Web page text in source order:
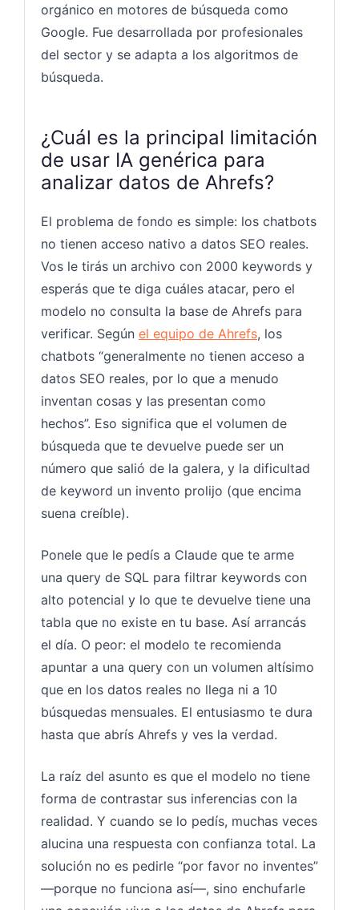
orgánico en motores de búsqueda como
Google. Fue desarrollada por profesionales
del sector y se adapta a los algoritmos de
búsqueda.
¿Cuál es la principal limitación
de usar IA genérica para
analizar datos de Ahrefs?
El problema de fondo es simple: los chatbots
no tienen acceso nativo a datos SEO reales.
Vos le tirás un archivo con 2000 keywords y
esperás que te diga cuáles atacar, pero el
modelo no consulta la base de Ahrefs para
verificar. Según el equipo de Ahrefs, los
chatbots “generalmente no tienen acceso a
datos SEO reales, por lo que a menudo
inventan cosas y las presentan como
hechos”. Eso significa que el volumen de
búsqueda que te devuelve puede ser un
número que salió de la galera, y la dificultad
de keyword un invento prolijo (que encima
suena creíble).
Ponele que le pedís a Claude que te arme
una query de SQL para filtrar keywords con
alto potencial y lo que te devuelve tiene una
tabla que no existe en tu base. Así arrancás
el día. O peor: el modelo te recomienda
apuntar a una query con un volumen altísimo
que en los datos reales no llega ni a 10
búsquedas mensuales. El entusiasmo te dura
hasta que abrís Ahrefs y ves la verdad.
La raíz del asunto es que el modelo no tiene
forma de contrastar sus inferencias con la
realidad. Y cuando se lo pedís, muchas veces
alucina una respuesta con confianza total. La
solución no es pedirle “por favor no inventes”
—porque no funciona así—, sino enchufarle